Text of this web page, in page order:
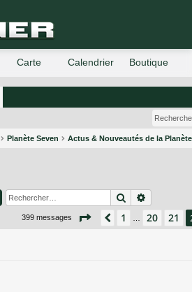
Planète Seven Actus & Nouveautés de la
Rechercher
399 messages Page 22 sur27
Précédent
1 20 21